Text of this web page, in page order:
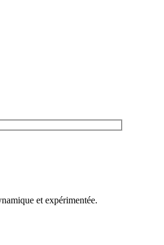
et expérimentée.